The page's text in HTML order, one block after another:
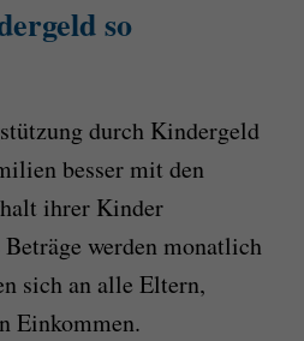
so
durch Kindergeld
besser mit den
ihrer Kinder
werden monatlich
sich an alle Eltern,
Einkommen.